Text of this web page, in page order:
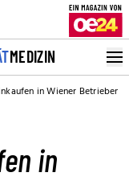
MEDIZIN
in Wiener Betrieben
in